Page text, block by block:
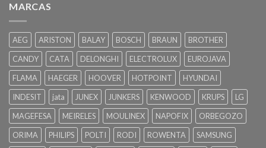
MARCAS
AEG ARISTON BALAY BOSCH BRAUN
BROTHER
CANDY
CATA DELONGHI ELECTROLUX
EUROJAVA
FLAMA
HAEGER HOOVER HOTPOINT
HYUNDAI
INDESIT
jata JUNEX JUNKERS KENWOOD KRUPS
LG
MAGEFESA
MEIRELES MOULINEX NAPOFIX
ORBEGOZO
ORIMA
PHILIPS POLTI RODI ROWENTA
SAMSUNG